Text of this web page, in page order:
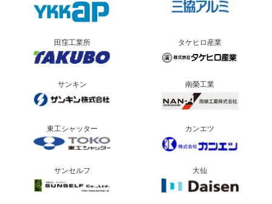
田窪工業所 タケヒロ産業
サンキン 南榮工業
東工シャッター カンエツ
サンセルフ 大仙